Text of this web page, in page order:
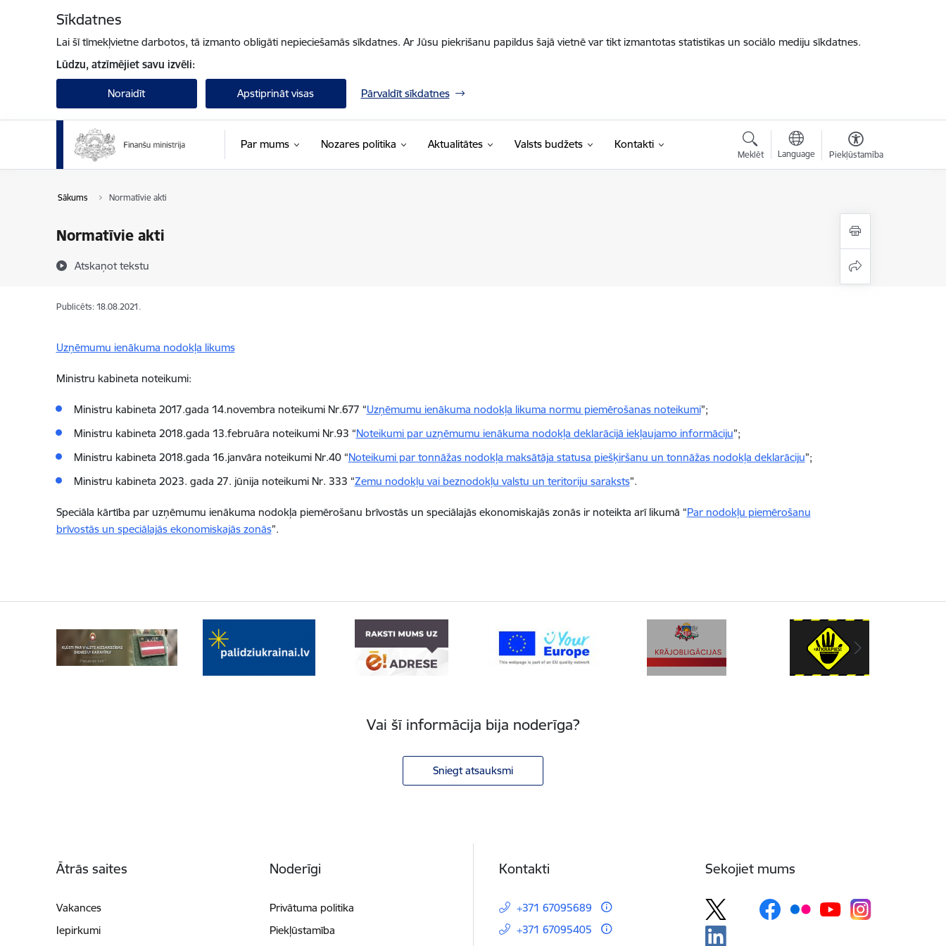
Sīkdatnes
Lai šī tīmekļvietne darbotos, tā izmanto obligāti nepieciešamās sīkdatnes. Ar Jūsu piekrišanu papildus šajā vietnē var tikt izmantotas statistikas un sociālo mediju sīkdatnes.
Lūdzu, atzīmējiet savu izvēli:
Noraidīt Apstiprināt visas Pārvaldīt sīkdatnes
Par mums Nozares politika Aktualitātes Valsts budžets Kontakti
Meklēt Language Piekļūstamība
Sākums Normatīvie akti
Normatīvie akti
Atskaņot tekstu
Publicēts: 18.08.2021.
Uzņēmumu ienākuma nodokļa likums
Ministru kabineta noteikumi:
Ministru kabineta 2017.gada 14.novembra noteikumi Nr.677 “Uzņēmumu ienākuma nodokļa likuma normu piemērošanas noteikumi”;
Ministru kabineta 2018.gada 13.februāra noteikumi Nr.93 “Noteikumi par uzņēmumu ienākuma nodokļa deklarācijā iekļaujamo informāciju”;
Ministru kabineta 2018.gada 16.janvāra noteikumi Nr.40 “Noteikumi par tonnāžas nodokļa maksātāja statusa piešķiršanu un tonnāžas nodokļa deklarāciju”;
Ministru kabineta 2023. gada 27. jūnija noteikumi Nr. 333 “Zemu nodokļu vai beznodokļu valstu un teritoriju saraksts”.
Speciāla kārtība par uzņēmumu ienākuma nodokļa piemērošanu brīvostās un speciālajās ekonomiskajās zonās ir noteikta arī likumā “Par nodokļu piemērošanu
brīvostās un speciālajās ekonomiskajās zonās”.
Vai šī informācija bija noderīga?
Sniegt atsauksmi
Ātrās saites
Vakances
Iepirkumi
Noderīgi
Privātuma politika
Piekļūstamība
Kontakti
+371 67095689
+371 67095405
Sekojiet mums